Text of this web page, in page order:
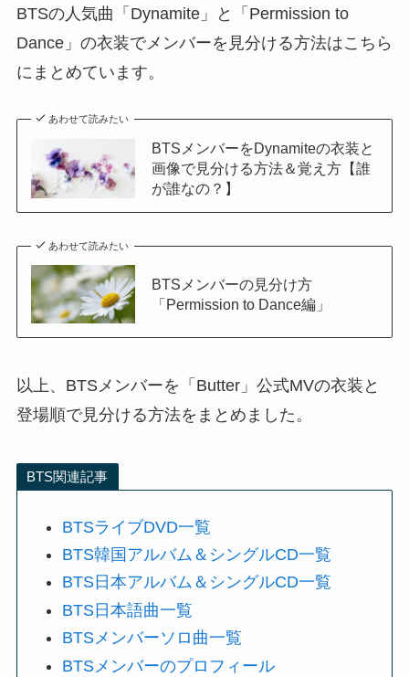
BTSの人気曲「Dynamite」と「Permission to
Dance」の衣装でメンバーを見分ける方法はこちら
にまとめています。
あわせて読みたい
BTSメンバーをDynamiteの衣装と
画像で見分ける方法＆覚え方【誰
が誰なの？】
あわせて読みたい
BTSメンバーの見分け方
「Permission to Dance編」
以上、BTSメンバーを「Butter」公式MVの衣装と
登場順で見分ける方法をまとめました。
BTS関連記事
BTSライブDVD一覧
BTS韓国アルバム＆シングルCD一覧
BTS日本アルバム＆シングルCD一覧
BTS日本語曲一覧
BTSメンバーソロ曲一覧
BTSメンバーのプロフィール